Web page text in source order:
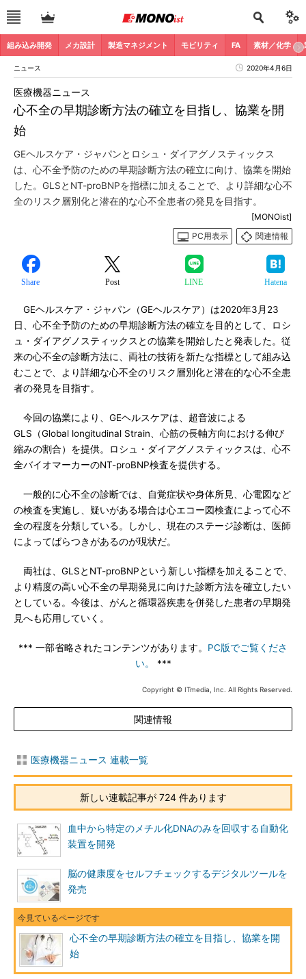
組み込み開発 メカ設計 製造マネジメント モビリティ FA 素材／化学
ニュース 2020年4月6日
心不全の早期診断方法の確立を目指し、協業を開
始
医療機器ニュース
GEヘルスケア・ジャパンとロシュ・ダイアグノスティックス
は、心不全予防のための早期診断方法の確立に向け、協業を開始
した。GLSとNT-proBNPを指標に加えることで、より詳細な心不
全のリスク層別化と潜在的な心不全患者の発見を目指す。
[MONOist]
PC用表示
関連情報
Share Post LINE Hatena
GEヘルスケア・ジャパン（GEヘルスケア）は2020年3月23
日、心不全予防のための早期診断方法の確立を目的として、ロシ
ュ・ダイアグノスティックスとの協業を開始したと発表した。従
来の心不全の診断方法に、両社の技術を新たな指標として組み込
むことで、より詳細な心不全のリスク層別化と潜在的な心不全患
者の発見を目指す。
今回の協業により、GEヘルスケアは、超音波による
GLS（Global longitudinal Strain、心筋の長軸方向における伸び
縮みの割合）を提供。ロシュ・ダイアグノスティックスは、心不
全バイオマーカーのNT-proBNP検査を提供する。
一般的に心不全の診断では、自覚症状や身体所見、心電図など
の検査を実施し、疑いがある場合は心エコー図検査によって心不
全の程度を分類している。しかし、現在のステージ診断は、医師
によってばらつきがあるのが現状だ。
両社は、GLSとNT-proBNPという新しい指標を加えることで、
より精度の高い心不全の早期発見に向けた診断方法を確立したい
としている。今後は、がんと循環器疾患を併発した患者の早期発
見へも応用していく。
*** 一部省略されたコンテンツがあります。 PC版でご覧くださ
い。
***
Copyright © ITmedia, Inc. All Rights Reserved.
関連情報
医療機器ニュース 連載一覧
新しい連載記事が 724 件あります
血中から特定のメチル化DNAのみを回収する自動化
装置を開発
脳の健康度をセルフチェックするデジタルツールを
発売
心不全の早期診断方法の確立を目指し、協業を開
始